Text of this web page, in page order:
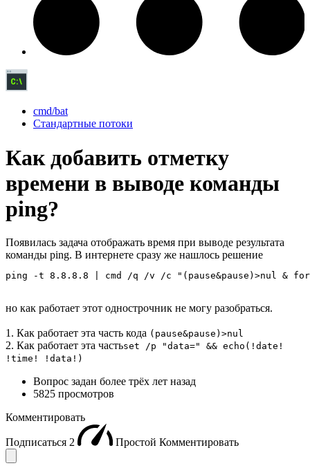
cmd/bat
Стандартные потоки
Как добавить отметку
времени в выводе команды
ping?
Появилась задача отображать время при выводе результата
команды ping. В интернете сразу же нашлось решение
ping -t 8.8.8.8 | cmd /q /v /c "(pause&pause)>nul &
но как работает этот однострочник не могу разобраться.
1. Как работает эта часть кода (pause&pause)>nul
2. Как работает эта частьset /p "data=" && echo(!date!
!time! !data!)
Вопрос задан более трёх лет назад
5825 просмотров
Комментировать
Подписаться 2 Простой Комментировать